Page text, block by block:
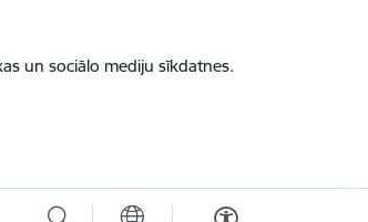
un sociālo mediju sīkdatnes.